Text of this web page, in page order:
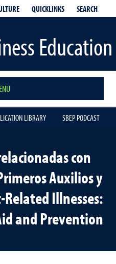
QUICKLINKS SEARCH
Education
LIBRARY SBEP PODCAST
con
Auxilios y
Illnesses:
and Prevention